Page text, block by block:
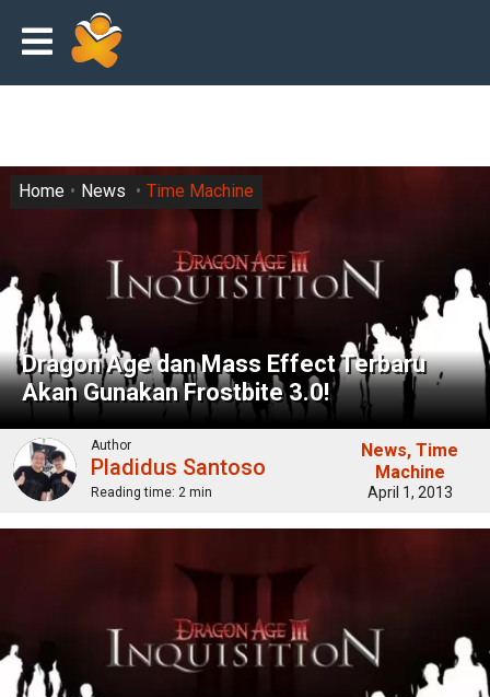
Dragon Age dan Mass Effect Terbaru
Akan Gunakan Frostbite 3.0!
Home News Time Machine
Author
Pladidus Santoso
Reading time: 2 min
News Time
Machine
April 1, 2013